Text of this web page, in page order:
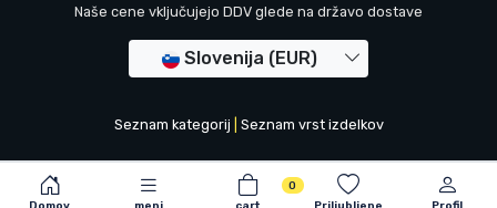
0
Naše cene vključujejo DDV glede na državo dostave
Slovenija (EUR)
Seznam kategorij Seznam vrst izdelkov